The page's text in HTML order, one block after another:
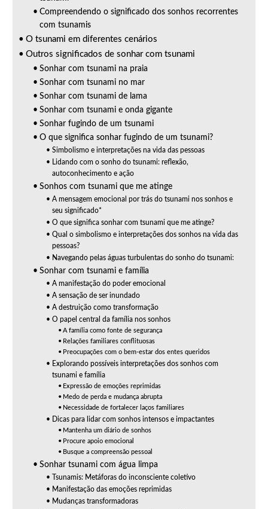
Compreendendo o significado dos sonhos recorrentes
com tsunamis
O tsunami em diferentes cenários
Outros significados de sonhar com tsunami
Sonhar com tsunami na praia
Sonhar com tsunami no mar
Sonhar com tsunami de lama
Sonhar com tsunami e onda gigante
Sonhar fugindo de um tsunami
O que significa sonhar fugindo de um tsunami?
Simbolismo e interpretações na vida das pessoas
Lidando com o sonho do tsunami: reflexão,
autoconhecimento e ação
Sonhos com tsunami que me atinge
A mensagem emocional por trás do tsunami nos sonhos e
seu significado*
O que significa sonhar com tsunami que me atinge?
Qual o simbolismo e interpretações dos sonhos na vida das
pessoas?
Navegando pelas águas turbulentas do sonho do tsunami:
Sonhar com tsunami e família
A manifestação do poder emocional
A sensação de ser inundado
A destruição como transformação
O papel central da família nos sonhos
A família como fonte de segurança
Relações familiares conflituosas
Preocupações com o bem-estar dos entes queridos
Explorando possíveis interpretações dos sonhos com
tsunami e família
Expressão de emoções reprimidas
Medo de perda e mudança abrupta
Necessidade de fortalecer laços familiares
Dicas para lidar com sonhos intensos e impactantes
Mantenha um diário de sonhos
Procure apoio emocional
Busque a compreensão pessoal
Sonhar tsunami com água limpa
Tsunamis: Metáforas do inconsciente coletivo
Manifestação das emoções reprimidas
Mudanças transformadoras